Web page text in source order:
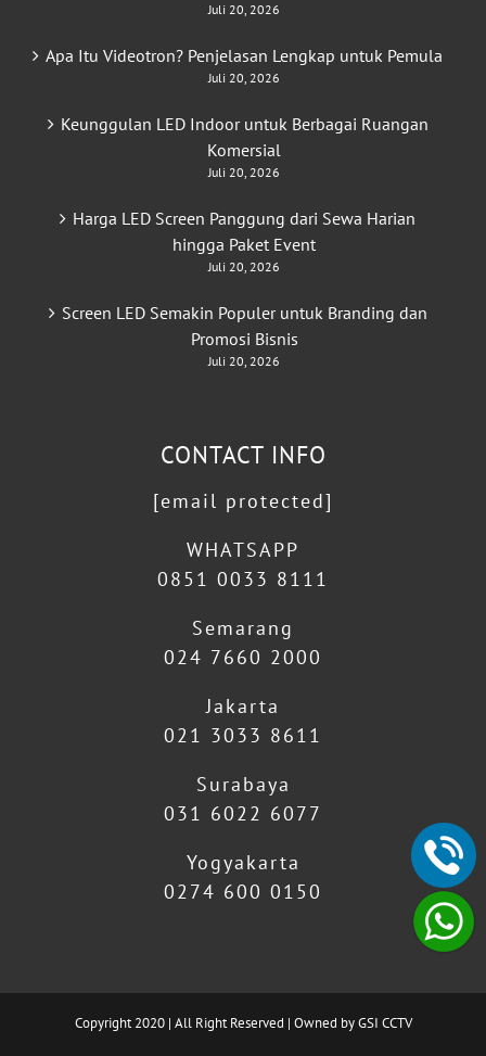
Juli 20, 2026
Apa Itu Videotron? Penjelasan Lengkap untuk Pemula
Juli 20, 2026
Keunggulan LED Indoor untuk Berbagai Ruangan
Komersial
Juli 20, 2026
Harga LED Screen Panggung dari Sewa Harian
hingga Paket Event
Juli 20, 2026
Screen LED Semakin Populer untuk Branding dan
Promosi Bisnis
Juli 20, 2026
CONTACT INFO
[email protected]
WHATSAPP
0851 0033 8111
Semarang
024 7660 2000
Jakarta
021 3033 8611
Surabaya
031 6022 6077
Yogyakarta
0274 600 0150
Copyright 2020 | All Right Reserved | Owned by GSI CCTV